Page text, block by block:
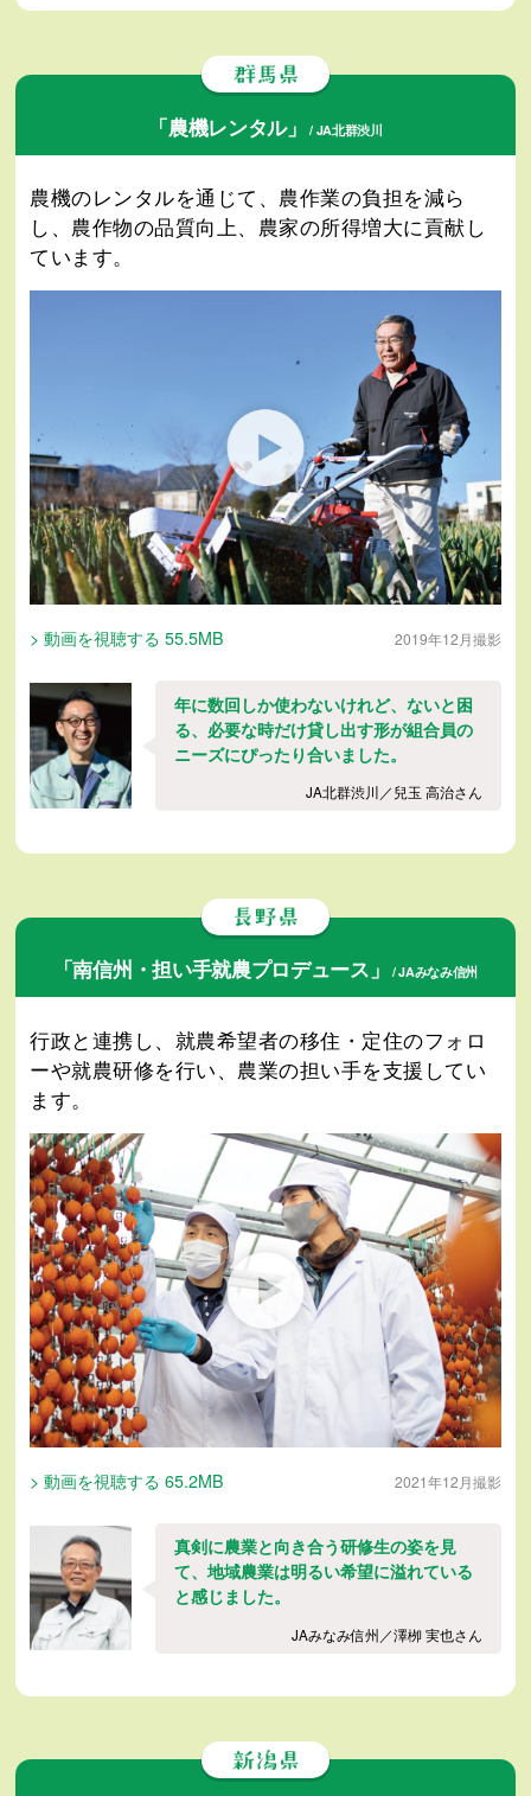
「農機レンタル」 / JA北群渋川
農機のレンタルを通じて、農作業の負担を減ら
し、農作物の品質向上、農家の所得増大に貢献し
ています。
> 動画を視聴する 55.5MB 2019年12月撮影
年に数回しか使わないけれど、ないと困
る、必要な時だけ貸し出す形が組合員の
ニーズにぴったり合いました。
JA北群渋川／兒玉 高治さん
「南信州・担い手就農プロデュース」 / JAみなみ信州
行政と連携し、就農希望者の移住・定住のフォロ
ーや就農研修を行い、農業の担い手を支援してい
ます。
> 動画を視聴する 65.2MB 2021年12月撮影
真剣に農業と向き合う研修生の姿を見
て、地域農業は明るい希望に溢れている
と感じました。
JAみなみ信州／澤栁 実也さん